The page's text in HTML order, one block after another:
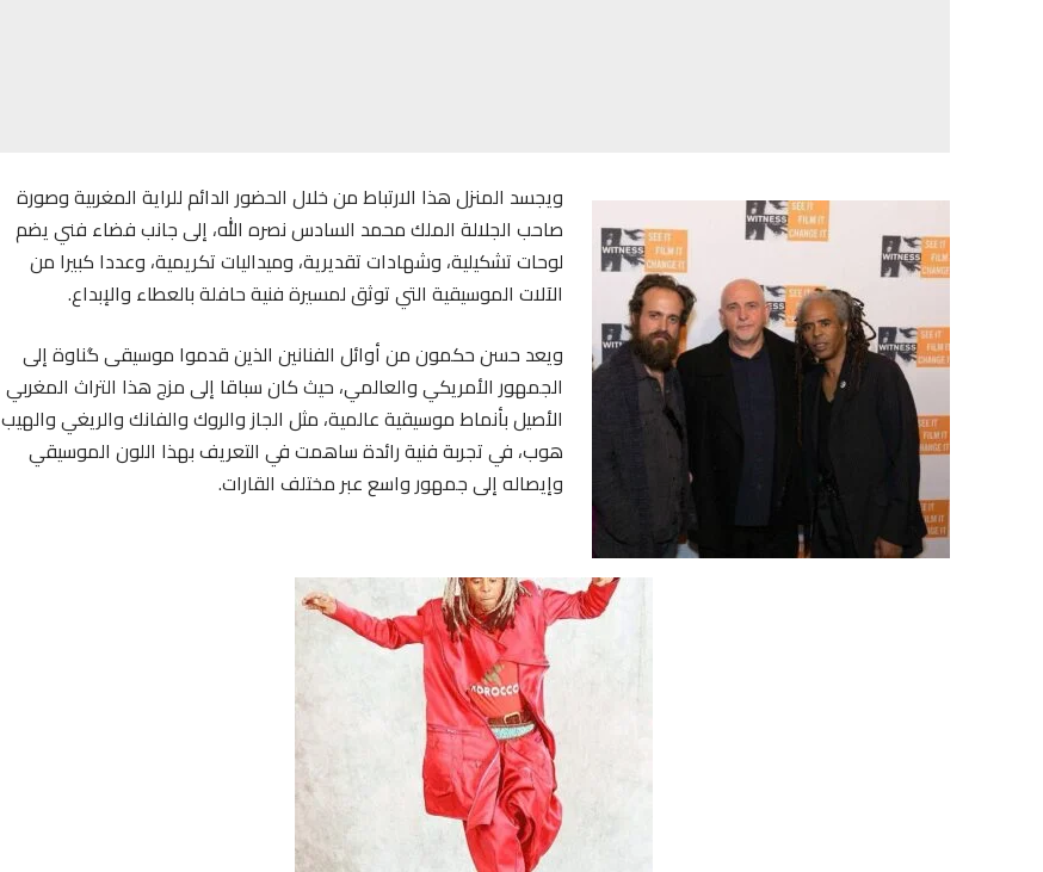
ويجسد المنزل هذا الارتباط من خلال الحضور الدائم للراية المغربية وصورة
صاحب الجلالة الملك محمد السادس نصره الله، إلى جانب فضاء فني يضم
لوحات تشكيلية، وشهادات تقديرية، وميداليات تكريمية، وعددا كبيرا من
الآلات الموسيقية التي توثق لمسيرة فنية حافلة بالعطاء والإبداع.
ويعد حسن حكمون من أوائل الفنانين الذين قدموا موسيقى گناوة إلى
الجمهور الأمريكي والعالمي، حيث كان سباقا إلى مزج هذا التراث المغربي
الأصيل بأنماط موسيقية عالمية، مثل الجاز والروك والفانك والريغي والهيب
هوب، في تجربة فنية رائدة ساهمت في التعريف بهذا اللون الموسيقي
وإيصاله إلى جمهور واسع عبر مختلف القارات.